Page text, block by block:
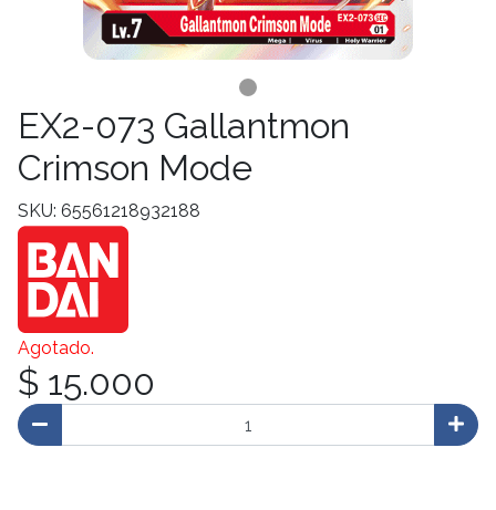
EX2-073 Gallantmon
Crimson Mode
SKU: 65561218932188
Agotado.
$ 15.000